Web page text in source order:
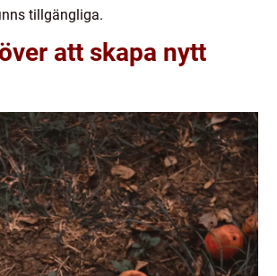
tillgängliga.
att skapa nytt